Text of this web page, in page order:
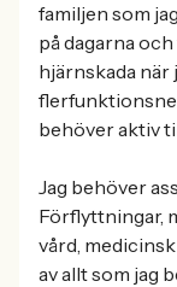
familjen som
på dagarna
hjärnskada när
behöver aktiv
Jag behöver
Förflyttningar,
vård,
av allt som jag